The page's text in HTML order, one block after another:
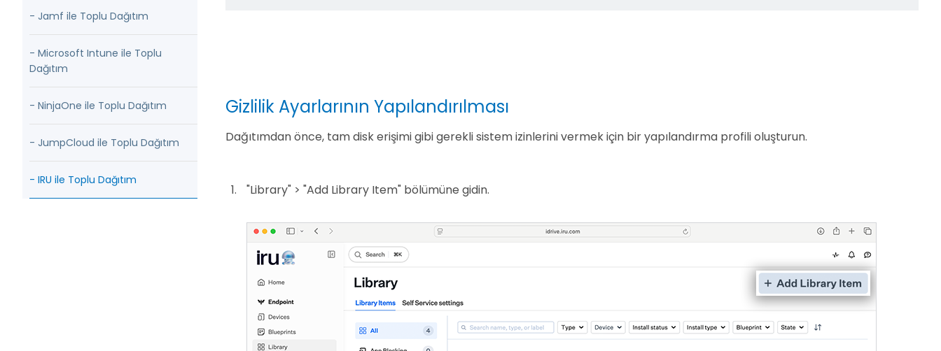
- Jamf ile Toplu Dağıtım
- Microsoft Intune ile Toplu
Dağıtım
- NinjaOne ile Toplu Dağıtım
- JumpCloud ile Toplu Dağıtım
- IRU ile Toplu Dağıtım
Gizlilik Ayarlarının Yapılandırılması
Dağıtımdan önce, tam disk erişimi gibi gerekli sistem izinlerini vermek için bir yapılandırma profili oluşturun.
"Library" > "Add Library Item" bölümüne gidin.